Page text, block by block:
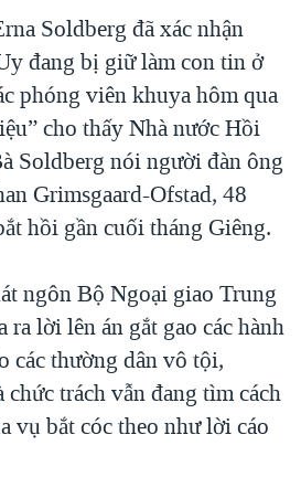
VỌNG TỪ NÔNG THÔN MỸ
Soldberg đã xác nhận
đang bị giữ làm con tin ở
phóng viên khuya hôm qua
cho thấy Nhà nước Hồi
Soldberg nói người đàn ông
Grimsgaard-Ofstad, 48
hồi gần cuối tháng Giêng.
ngôn Bộ Ngoại giao Trung
lời lên án gắt gao các hành
các thường dân vô tội,
trách vẫn đang tìm cách
vụ bắt cóc theo như lời cáo